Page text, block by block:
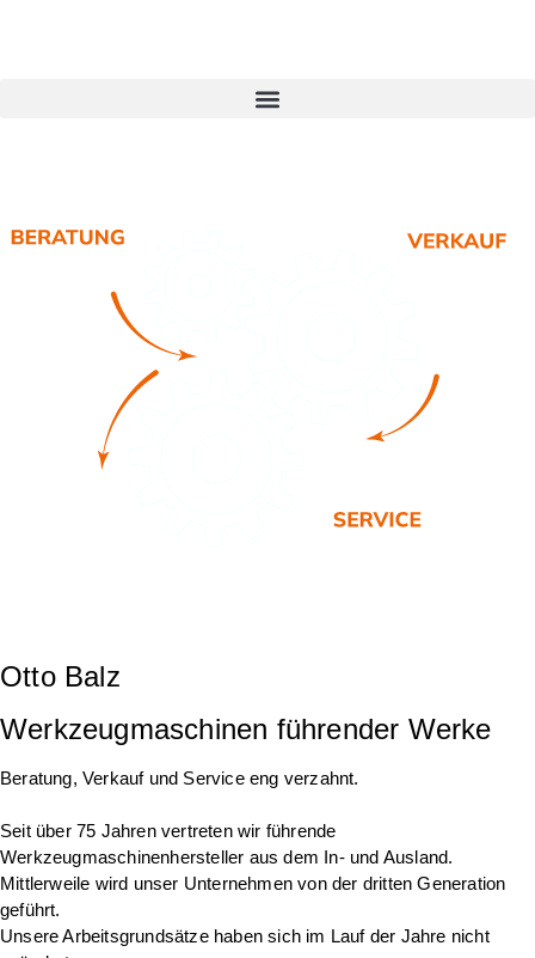
Otto Balz
Werkzeugmaschinen führender Werke
Beratung, Verkauf und Service eng verzahnt.
Seit über 75 Jahren vertreten wir führende
Werkzeugmaschinenhersteller aus dem In- und Ausland.
Mittlerweile wird unser Unternehmen von der dritten Generation
geführt.
Unsere Arbeitsgrundsätze haben sich im Lauf der Jahre nicht